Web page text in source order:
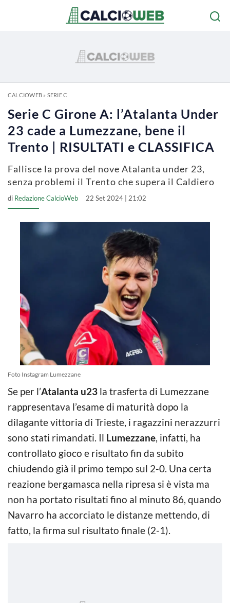
CALCIOWEB» SERIE C
Serie C Girone A: l’Atalanta Under
23 cade a Lumezzane, bene il
Trento | RISULTATI e CLASSIFICA
Fallisce la prova del nove Atalanta under 23,
senza problemi il Trento che supera il Caldiero
di Redazione CalcioWeb 22 Set 2024 | 21:02
Foto Instagram Lumezzane
Se per l’Atalanta u23 la trasferta di Lumezzane
rappresentava l’esame di maturità dopo la
dilagante vittoria di Trieste, i ragazzini nerazzurri
sono stati rimandati. Il Lumezzane, infatti, ha
controllato gioco e risultato fin da subito
chiudendo già il primo tempo sul 2-0. Una certa
reazione bergamasca nella ripresa si è vista ma
non ha portato risultati fino al minuto 86, quando
Navarro ha accorciato le distanze mettendo, di
fatto, la firma sul risultato finale (2-1).